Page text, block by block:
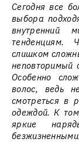
Сегодня все
выбора
внутренний
тенденциям.
слишком
неповторимый
Особенно
волос, ведь
смотреться в
одеждой. К
яркие